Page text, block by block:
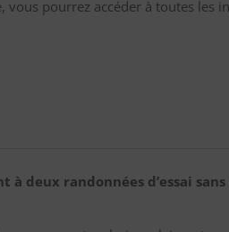
vous pourrez accéder à toutes les
deux randonnées d’essai